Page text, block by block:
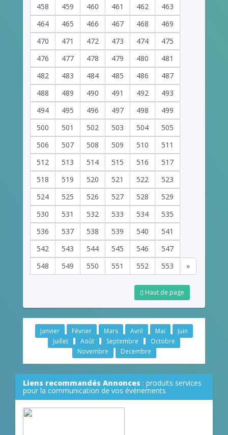
458 459 460 461 462
463
464
465 466 467 468
469
470
471 472 473 474
475
476
477 478 479 480
481
482
483 484 485 486
487
488
489 490 491 492
493
494
495 496 497 498
499
500
501 502 503 504
505
506
507 508 509 510
511
512
513 514 515 516
517
518
519 520 521 522
523
524
525 526 527 528
529
530
531 532 533 534
535
536
537 538 539 540
541
542
543 544 545 546
547
548
549 550 551 552 553 »
Haut de page
Janvier Février Mars Avril Mai
Juin
Juillet
Août Septembre
Octobre
Novembre
Decembre
Liens recommandés Annonces : produits services
pour la communication de vos événements